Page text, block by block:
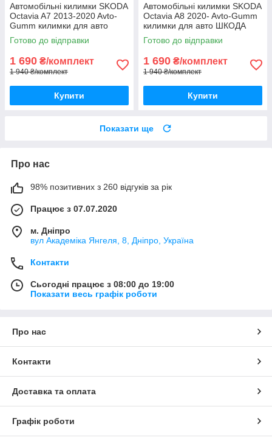
Автомобільні килимки SKODA
Octavia A7 2013-2020 Avto-
Gumm килимки для авто
ШКОДА Октавія А7 2013-
2020 Автогум
Готово до відправки
1 690 ₴/комплект
1 940 ₴/комплект
Купити
Автомобільні килимки SKODA
Octavia A8 2020- Avto-Gumm
килимки для авто ШКОДА
Октавія А8 2020- Автогум
Готово до відправки
1 690 ₴/комплект
1 940 ₴/комплект
Купити
Показати ще
Про нас
98% позитивних з 260 відгуків за рік
Працює з 07.07.2020
м. Дніпро
вул Академіка Янгеля, 8, Дніпро, Україна
Контакти
Сьогодні працює з 08:00 до 19:00
Показати весь графік роботи
Про нас
Контакти
Доставка та оплата
Графік роботи